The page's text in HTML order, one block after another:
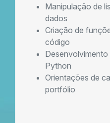
Manipulação de
dados
Criação de
código
Python
Orientações de
portfólio